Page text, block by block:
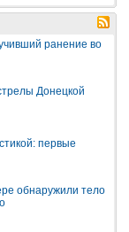
ранение во
Донецкой
первые
обнаружили тело